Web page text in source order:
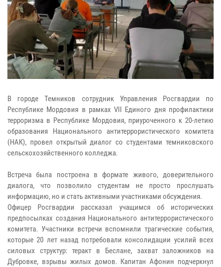
В городе Темников сотрудник Управления Росгвардии по
Республике Мордовия в рамках VII Единого дня профилактики
терроризма в Республике Мордовия, приуроченного к 20-летию
образования Национального антитеррористического комитета
(НАК), провел открытый диалог со студентами темниковского
сельскохозяйственного колледжа.
Встреча была построена в формате живого, доверительного
диалога, что позволило студентам не просто прослушать
информацию, но и стать активными участниками обсуждения.
Офицер Росгвардии рассказал учащимся об исторических
предпосылках создания Национального антитеррористического
комитета. Участники встречи вспомнили трагические события,
которые 20 лет назад потребовали консолидации усилий всех
силовых структур: теракт в Беслане, захват заложников на
Дубровке, взрывы жилых домов. Капитан Афонин подчеркнул